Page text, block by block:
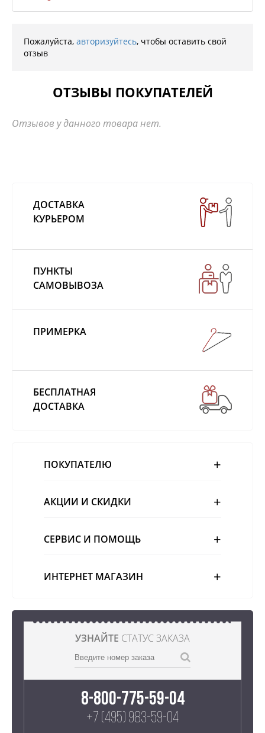
Пожалуйста, авторизуйтесь, чтобы оставить свой
отзыв
ОТЗЫВЫ ПОКУПАТЕЛЕЙ
Отзывов у данного товара нет.
ДОСТАВКА
КУРЬЕРОМ
ПУНКТЫ
САМОВЫВОЗА
ПРИМЕРКА
БЕСПЛАТНАЯ
ДОСТАВКА
ПОКУПАТЕЛЮ
АКЦИИ И СКИДКИ
СЕРВИС И ПОМОЩЬ
ИНТЕРНЕТ МАГАЗИН
УЗНАЙТЕ СТАТУС ЗАКАЗА
8-800-775-59-04
+7 (495) 983-59-04